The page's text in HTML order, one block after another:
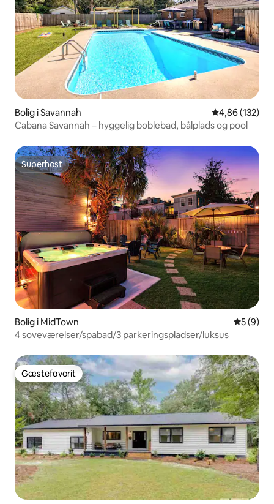
Bolig i Savannah 4,86 ud af 5 i
4,86 (132)
Cabana Savannah – hyggelig boblebad, bålplads og pool
Superhost
Superhost
Bolig i MidTown 5 ud af 5
5 (9)
4 soveværelser/spabad/3 parkeringspladser/luksus
Gæstefavorit
Gæstefavorit